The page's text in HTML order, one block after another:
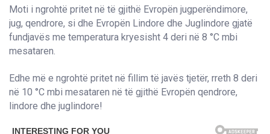
Moti i ngrohtë pritet në të gjithë Evropën jugperëndimore,
jug, qendrore, si dhe Evropën Lindore dhe Juglindore gjatë
fundjavës me temperatura kryesisht 4 deri në 8 °C mbi
mesataren.
Edhe më e ngrohtë pritet në fillim të javës tjetër, rreth 8 deri
në 10 °C mbi mesataren në të gjithë Evropën qendrore,
lindore dhe juglindore!